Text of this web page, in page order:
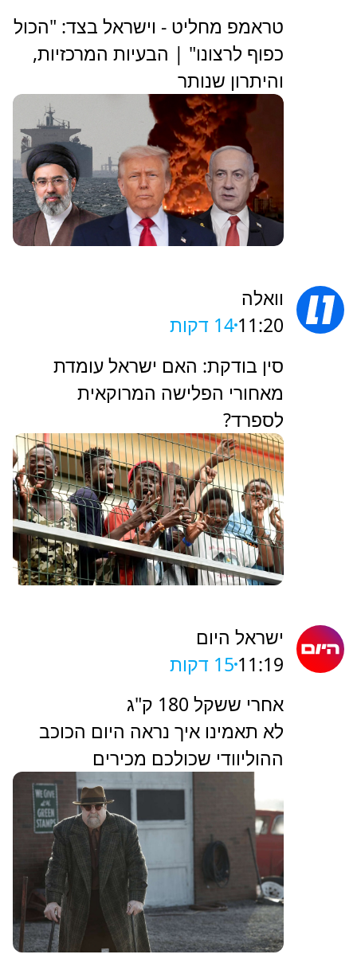
טראמפ מחליט - וישראל בצד: "הכול
כפוף לרצונו" | הבעיות המרכזיות,
והיתרון שנותר
וואלה
11:2014 דקות
סין בודקת: האם ישראל עומדת
מאחורי הפלישה המרוקאית
לספרד?
ישראל היום
11:19 15 דקות
אחרי ששקל 180 ק"ג
לא תאמינו איך נראה היום הכוכב
ההוליוודי שכולכם מכירים